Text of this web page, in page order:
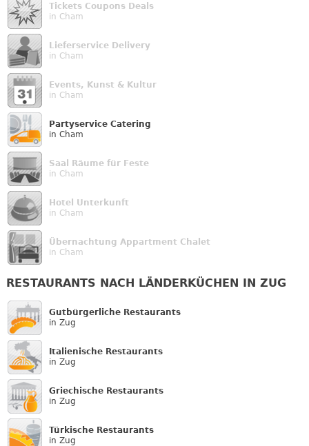
Tickets Coupons Deals
in Cham
Lieferservice Delivery
in Cham
Events, Kunst & Kultur
in Cham
Partyservice Catering
in Cham
Saal Räume für Feste
in Cham
Hotel Unterkunft
in Cham
Übernachtung Appartment Chalet
in Cham
RESTAURANTS NACH LÄNDERKÜCHEN IN ZUG
Gutbürgerliche Restaurants
in Zug
Italienische Restaurants
in Zug
Griechische Restaurants
in Zug
Türkische Restaurants
in Zug